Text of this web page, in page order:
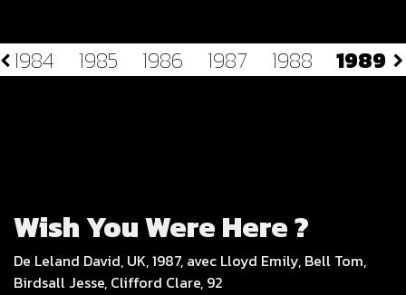
1984 1985 1986 1987 1988 1989
Wish You Were Here ?
De Leland David, UK, 1987, avec Lloyd Emily, Bell Tom,
Birdsall Jesse, Clifford Clare, 92